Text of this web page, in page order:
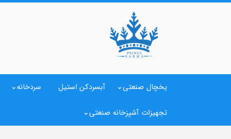
یخچال صنعتی آبسردکن استیل سردخانه
تجهیزات آشپزخانه صنعتی